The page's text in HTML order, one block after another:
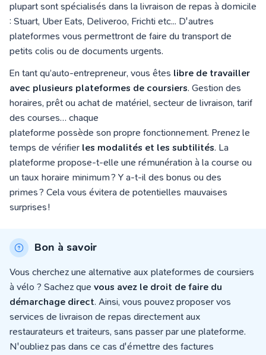
plupart sont spécialisés dans la livraison de repas à domicile
: Stuart, Uber Eats, Deliveroo, Frichti etc... D'autres
plateformes vous permettront de faire du transport de
petits colis ou de documents urgents.
En tant qu’auto-entrepreneur, vous êtes libre de travailler
avec plusieurs plateformes de coursiers. Gestion des
horaires, prêt ou achat de matériel, secteur de livraison, tarif
des courses… chaque
plateforme possède son propre fonctionnement. Prenez le
temps de vérifier les modalités et les subtilités. La
plateforme propose-t-elle une rémunération à la course ou
un taux horaire minimum ? Y a-t-il des bonus ou des
primes ? Cela vous évitera de potentielles mauvaises
surprises !
Bon à savoir
Vous cherchez une alternative aux plateformes de coursiers
à vélo ? Sachez que vous avez le droit de faire du
démarchage direct. Ainsi, vous pouvez proposer vos
services de livraison de repas directement aux
restaurateurs et traiteurs, sans passer par une plateforme.
N'oubliez pas dans ce cas d'émettre des factures